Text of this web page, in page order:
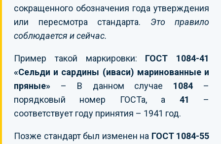
сокращенного обозначения года утверждения
или пересмотра стандарта. Это правило
соблюдается и сейчас.
Пример такой маркировки: ГОСТ 1084-41
«Сельди и сардины (иваси) маринованные и
пряные» – В данном случае 1084 –
порядковый номер ГОСТа, а 41
–
соответствует году принятия – 1941 год.
Позже стандарт был изменен на ГОСТ 1084-55